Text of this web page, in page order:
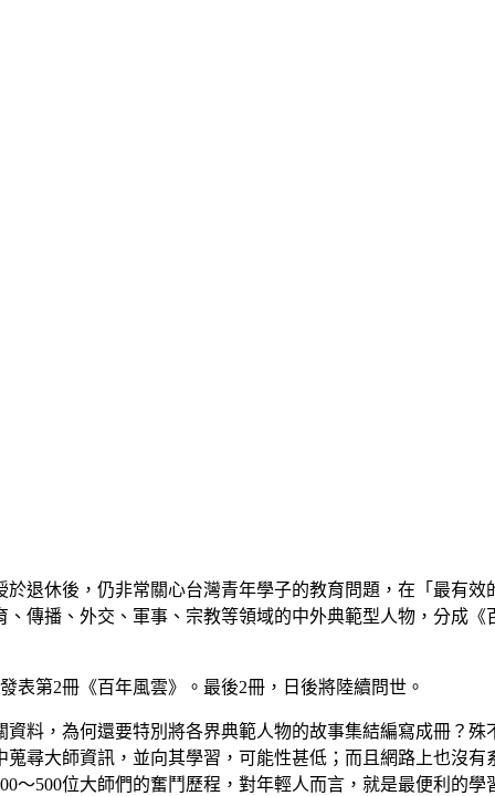
退休後，仍非常關心台灣青年學子的教育問題，在「最有
傳播、外交、軍事、宗教等領域的中外典範型人物，分成
表第2冊《百年風雲》。最後2冊，日後將陸續問世。
料，為何還要特別將各界典範人物的故事集結編寫成冊？
尋大師資訊，並向其學習，可能性甚低；而且網路上也沒
～500位大師們的奮鬥歷程，對年輕人而言，就是最便利的學